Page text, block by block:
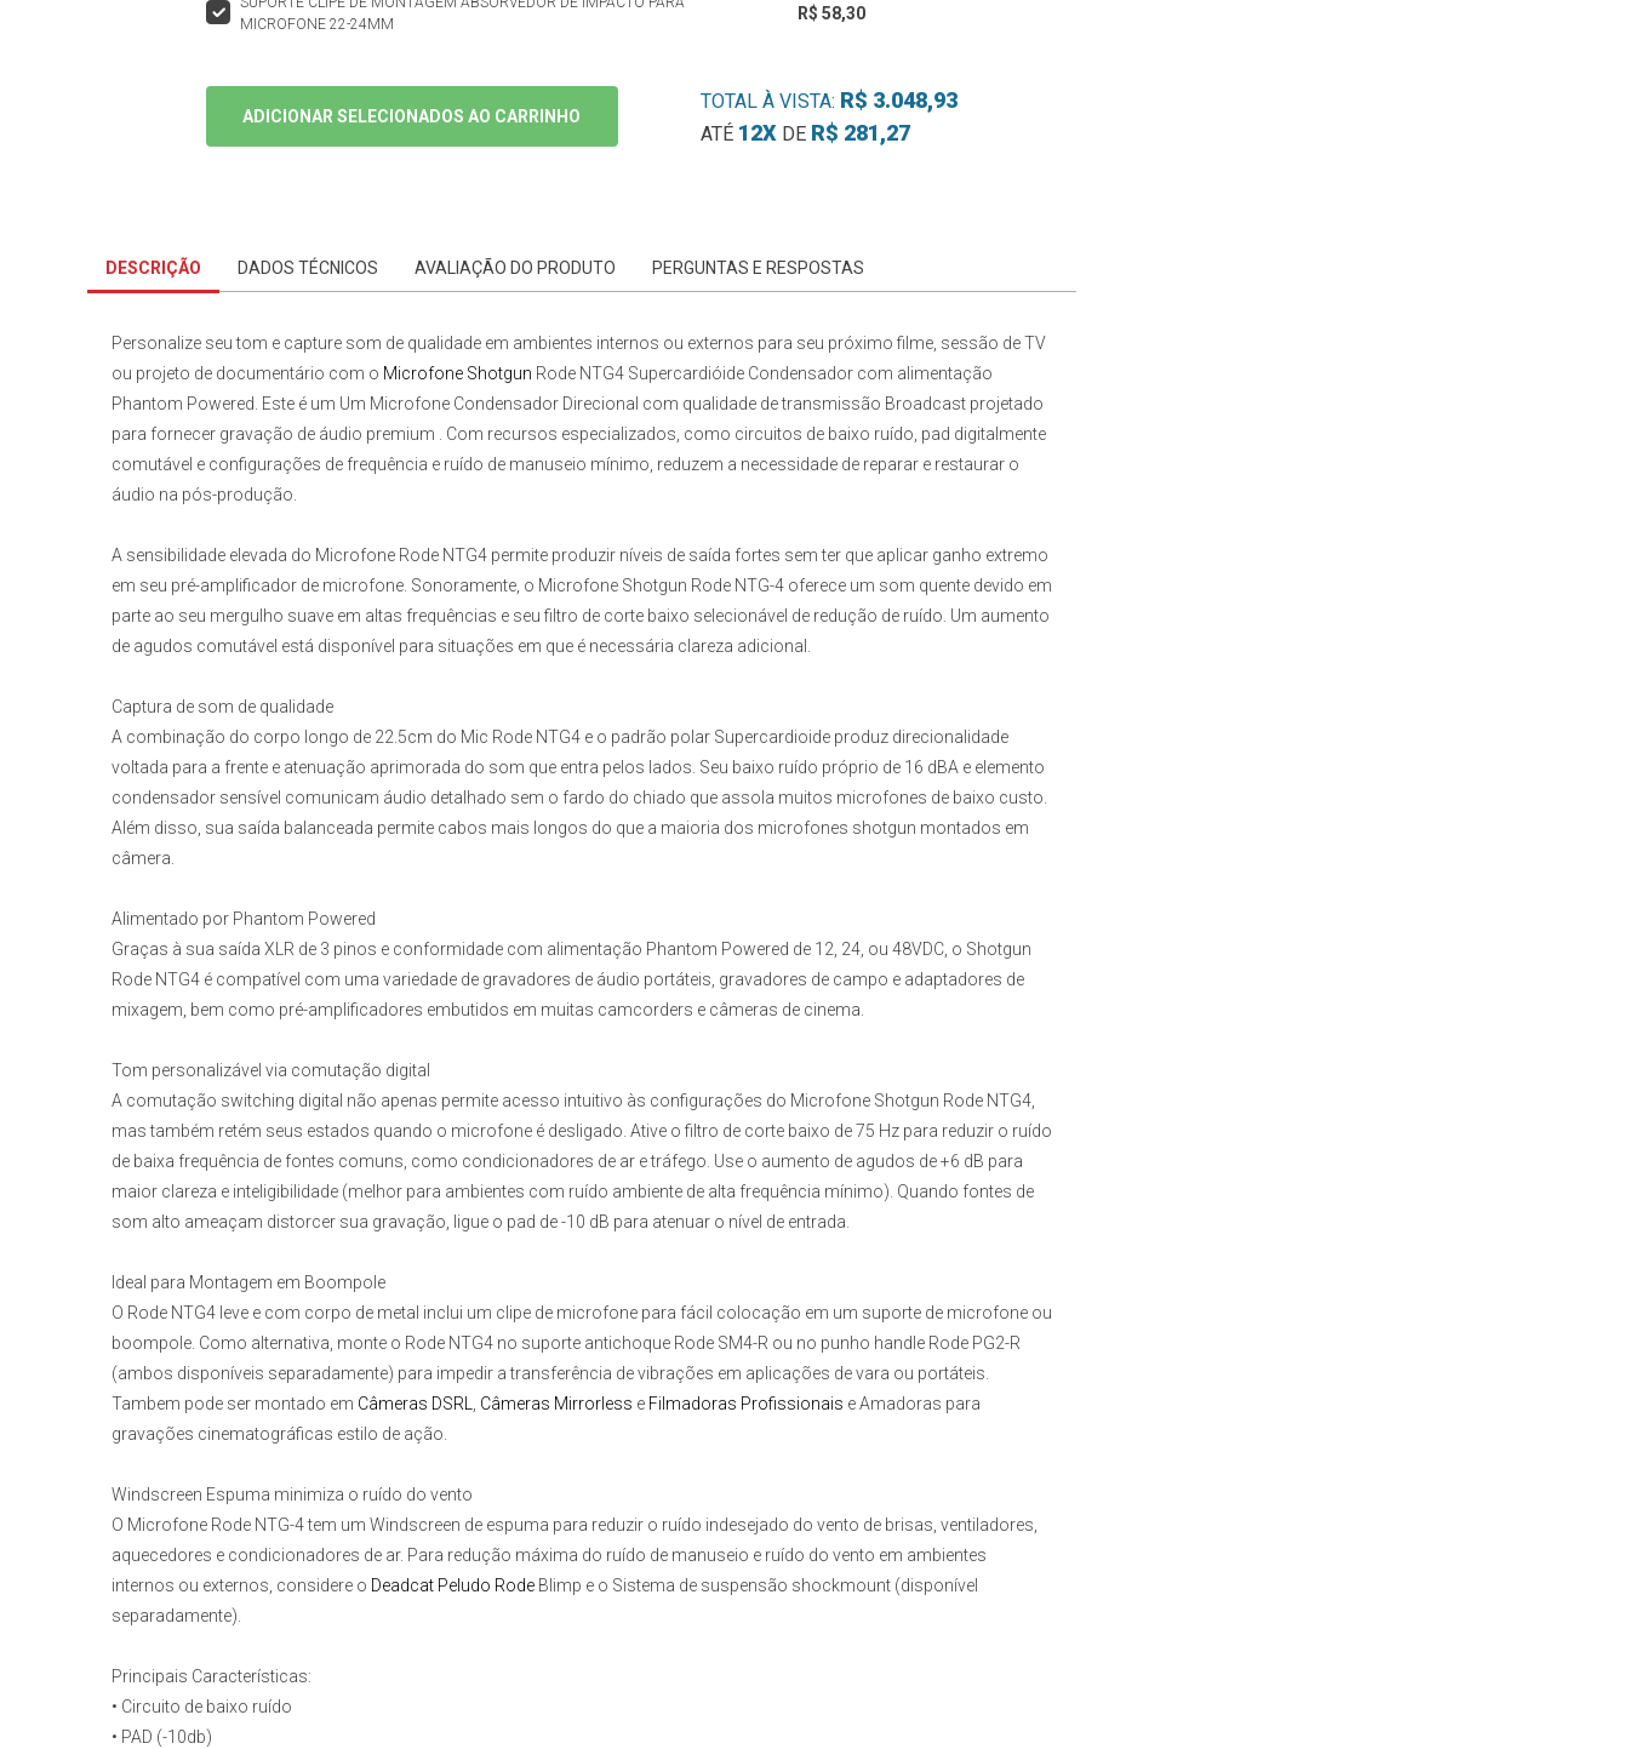
MICROFONE 22-24MM
R$ 58,30
ADICIONAR SELECIONADOS AO CARRINHO
TOTAL À VISTA: R$ 3.048,93
ATÉ 12X DE R$ 281,27
DESCRIÇÃO DADOS TÉCNICOS AVALIAÇÃO DO PRODUTO PERGUNTAS E RESPOSTAS
Personalize seu tom e capture som de qualidade em ambientes internos ou externos para seu próximo filme, sessão de TV
ou projeto de documentário com o Microfone Shotgun Rode NTG4 Supercardióide Condensador com alimentação
Phantom Powered. Este é um Um Microfone Condensador Direcional com qualidade de transmissão Broadcast projetado
para fornecer gravação de áudio premium . Com recursos especializados, como circuitos de baixo ruído, pad digitalmente
comutável e configurações de frequência e ruído de manuseio mínimo, reduzem a necessidade de reparar e restaurar o
áudio na pós-produção.
A sensibilidade elevada do Microfone Rode NTG4 permite produzir níveis de saída fortes sem ter que aplicar ganho extremo
em seu pré-amplificador de microfone. Sonoramente, o Microfone Shotgun Rode NTG-4 oferece um som quente devido em
parte ao seu mergulho suave em altas frequências e seu filtro de corte baixo selecionável de redução de ruído. Um aumento
de agudos comutável está disponível para situações em que é necessária clareza adicional.
Captura de som de qualidade
A combinação do corpo longo de 22.5cm do Mic Rode NTG4 e o padrão polar Supercardioide produz direcionalidade
voltada para a frente e atenuação aprimorada do som que entra pelos lados. Seu baixo ruído próprio de 16 dBA e elemento
condensador sensível comunicam áudio detalhado sem o fardo do chiado que assola muitos microfones de baixo custo.
Além disso, sua saída balanceada permite cabos mais longos do que a maioria dos microfones shotgun montados em
câmera.
Alimentado por Phantom Powered
Graças à sua saída XLR de 3 pinos e conformidade com alimentação Phantom Powered de 12, 24, ou 48VDC, o Shotgun
Rode NTG4 é compatível com uma variedade de gravadores de áudio portáteis, gravadores de campo e adaptadores de
mixagem, bem como pré-amplificadores embutidos em muitas camcorders e câmeras de cinema.
Tom personalizável via comutação digital
A comutação switching digital não apenas permite acesso intuitivo às configurações do Microfone Shotgun Rode NTG4,
mas também retém seus estados quando o microfone é desligado. Ative o filtro de corte baixo de 75 Hz para reduzir o ruído
de baixa frequência de fontes comuns, como condicionadores de ar e tráfego. Use o aumento de agudos de +6 dB para
maior clareza e inteligibilidade (melhor para ambientes com ruído ambiente de alta frequência mínimo). Quando fontes de
som alto ameaçam distorcer sua gravação, ligue o pad de -10 dB para atenuar o nível de entrada.
Ideal para Montagem em Boompole
O Rode NTG4 leve e com corpo de metal inclui um clipe de microfone para fácil colocação em um suporte de microfone ou
boompole. Como alternativa, monte o Rode NTG4 no suporte antichoque Rode SM4-R ou no punho handle Rode PG2-R
(ambos disponíveis separadamente) para impedir a transferência de vibrações em aplicações de vara ou portáteis.
Tambem pode ser montado em Câmeras DSRL, Câmeras Mirrorless e Filmadoras Profissionais e Amadoras para
gravações cinematográficas estilo de ação.
Windscreen Espuma minimiza o ruído do vento
O Microfone Rode NTG-4tem um Windscreen de espuma para reduzir o ruído indesejado do vento de brisas, ventiladores,
aquecedores e condicionadores de ar. Para redução máxima do ruído de manuseio e ruído do vento em ambientes
internos ou externos, considere o Deadcat Peludo Rode Blimp e o Sistema de suspensão shockmount (disponível
separadamente).
Principais Características:
• Circuito de baixo ruído
• PAD (-10db)